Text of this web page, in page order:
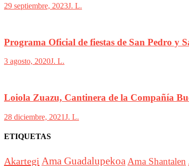
29 septiembre, 2023J. L.
Programa Oficial de fiestas de San Pedro y
3 agosto, 2020J. L.
Loiola Zuazu, Cantinera de la Compañía
28 diciembre, 2021J. L.
ETIQUETAS
Akartegi Ama Guadalupekoa Ama Shantalen